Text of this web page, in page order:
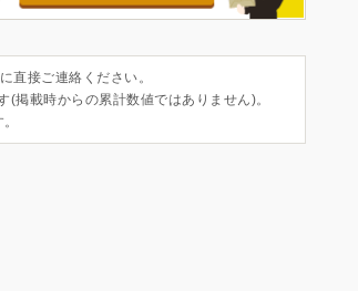
直接ご連絡ください。
掲載時からの累計数値ではありません)。